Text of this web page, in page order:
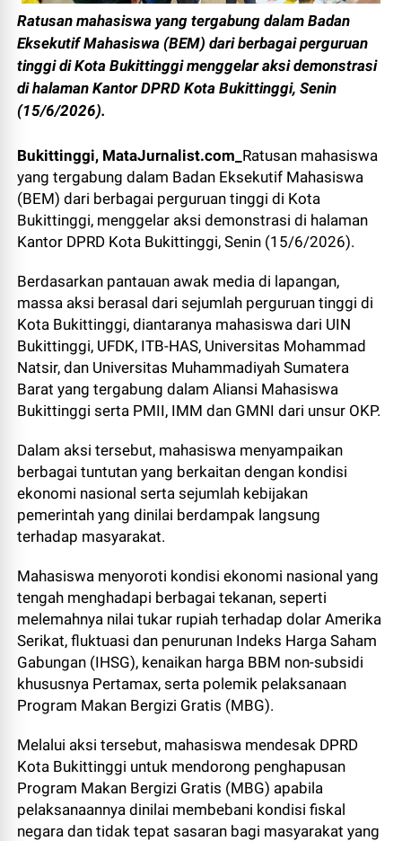
Ratusan mahasiswa yang tergabung dalam Badan
Eksekutif Mahasiswa (BEM) dari berbagai perguruan
tinggi di Kota Bukittinggi menggelar aksi demonstrasi
di halaman Kantor DPRD Kota Bukittinggi, Senin
(15/6/2026).
Bukittinggi, MataJurnalist.com_ Ratusan mahasiswa
yang tergabung dalam Badan Eksekutif Mahasiswa
(BEM) dari berbagai perguruan tinggi di Kota
Bukittinggi, menggelar aksi demonstrasi di halaman
Kantor DPRD Kota Bukittinggi, Senin (15/6/2026).
Berdasarkan pantauan awak media di lapangan,
massa aksi berasal dari sejumlah perguruan tinggi di
Kota Bukittinggi, diantaranya mahasiswa dari UIN
Bukittinggi, UFDK, ITB-HAS, Universitas Mohammad
Natsir, dan Universitas Muhammadiyah Sumatera
Barat yang tergabung dalam Aliansi Mahasiswa
Bukittinggi serta PMII, IMM dan GMNI dari unsur OKP.
Dalam aksi tersebut, mahasiswa menyampaikan
berbagai tuntutan yang berkaitan dengan kondisi
ekonomi nasional serta sejumlah kebijakan
pemerintah yang dinilai berdampak langsung
terhadap masyarakat.
Mahasiswa menyoroti kondisi ekonomi nasional yang
tengah menghadapi berbagai tekanan, seperti
melemahnya nilai tukar rupiah terhadap dolar Amerika
Serikat, fluktuasi dan penurunan Indeks Harga Saham
Gabungan (IHSG), kenaikan harga BBM non-subsidi
khususnya Pertamax, serta polemik pelaksanaan
Program Makan Bergizi Gratis (MBG).
Melalui aksi tersebut, mahasiswa mendesak DPRD
Kota Bukittinggi untuk mendorong penghapusan
Program Makan Bergizi Gratis (MBG) apabila
pelaksanaannya dinilai membebani kondisi fiskal
negara dan tidak tepat sasaran bagi masyarakat yang